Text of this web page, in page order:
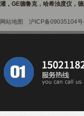
灌，GE德鲁克，哈希浊度仪，
网站地图 沪ICP备09035104号